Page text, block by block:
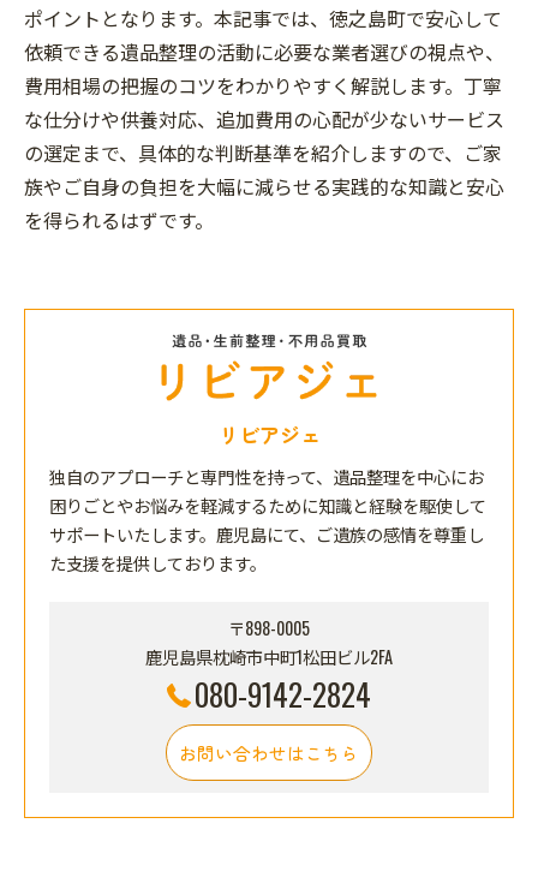
ポイントとなります。本記事では、徳之島町で安心して
依頼できる遺品整理の活動に必要な業者選びの視点や、
費用相場の把握のコツをわかりやすく解説します。丁寧
な仕分けや供養対応、追加費用の心配が少ないサービス
の選定まで、具体的な判断基準を紹介しますので、ご家
族やご自身の負担を大幅に減らせる実践的な知識と安心
を得られるはずです。
リビアジェ
独自のアプローチと専門性を持って、遺品整理を中心にお
困りごとやお悩みを軽減するために知識と経験を駆使して
サポートいたします。鹿児島にて、ご遺族の感情を尊重し
た支援を提供しております。
〒898-0005
鹿児島県枕崎市中町1松田ビル2FA
080-9142-2824
お問い合わせはこちら